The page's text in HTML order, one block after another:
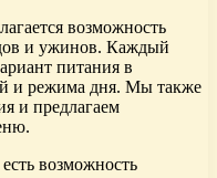
возможность
и ужинов. Каждый
питания в
и режима дня. Мы также
и предлагаем
возможность